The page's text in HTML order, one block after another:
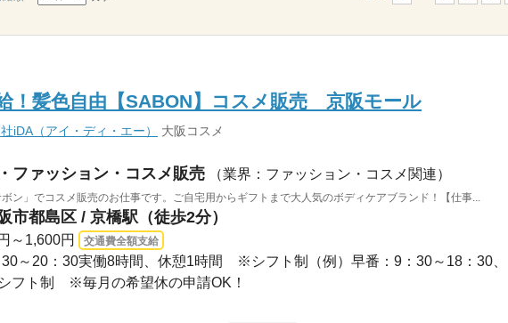
！髪色自由【SABON】コスメ販売 京阪モール
iDA（アイ・ディ・エー） 大阪コスメ
ファッション・コスメ販売 （業界：ファッション・コスメ関連）
ボン」でコスメ販売のお仕事です。ご自宅用からギフトまで大人気のボディケアブランド！【仕事...
市都島区 / 京橋駅（徒歩2分）
～1,600円 交通費全額支給
30～20：30実働8時間、休憩1時間 ※シフト制（例）早番：9：30～18：30
フト制 ※毎月の希望休の申請OK！